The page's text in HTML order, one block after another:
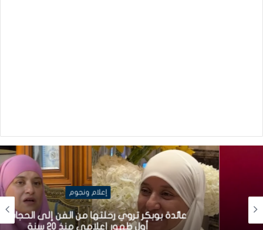
إعلام ونجوم
عائدة بوبكر تروي رحلتها من الفن إلى الحجاب في
أول ظهور إعلامي منذ 20 سنة